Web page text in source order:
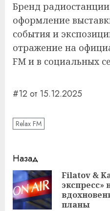
Бренд
оформление
события и
отражение на
FM и в социальных
#12 от 15.12.2025
Relax FM
Навигация
записи
Назад
Filatov &
экспресс»
планы